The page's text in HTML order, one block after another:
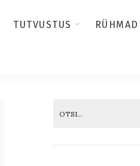
TUTVUSTUS RÜHMAD